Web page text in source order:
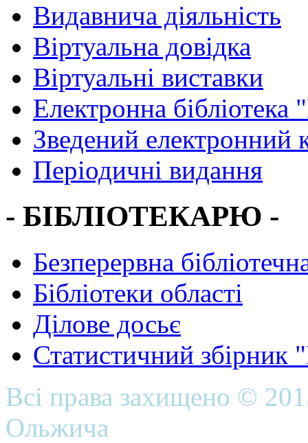
Видавнича діяльність
Віртуальна довідка
Віртуальні виставки
Електронна
Зведений електронний
Періодичні видання
- БІБЛІОТЕКАРЮ -
Безперервна
Бібліотеки області
Ділове досьє
Статистичний
Всі права захищено ©
Ольжича